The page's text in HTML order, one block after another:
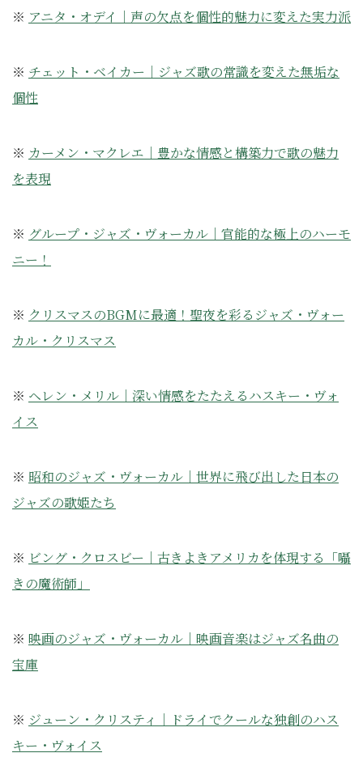
※ アニタ・オデイ｜声の欠点を個性的魅力に変えた実力派
※ チェット・ベイカー｜ジャズ歌の常識を変えた無垢な
個性
※ カーメン・マクレエ｜豊かな情感と構築力で歌の魅力
を表現
※ グループ・ジャズ・ヴォーカル｜官能的な極上のハーモ
ニー！
※ クリスマスのBGMに最適！聖夜を彩るジャズ・ヴォー
カル・クリスマス
※ ヘレン・メリル｜深い情感をたたえるハスキー・ヴォ
イス
※ 昭和のジャズ・ヴォーカル｜世界に飛び出した日本の
ジャズの歌姫たち
※ ビング・クロスビー｜古きよきアメリカを体現する「囁
きの魔術師」
※ 映画のジャズ・ヴォーカル｜映画音楽はジャズ名曲の
宝庫
※ ジューン・クリスティ｜ドライでクールな独創のハス
キー・ヴォイス